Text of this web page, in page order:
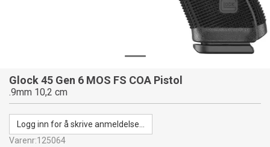
Glock 45 Gen 6 MOS FS COA Pistol
.9mm 10,2 cm
Logg inn for å skrive anmeldelse...
Varenr:125064